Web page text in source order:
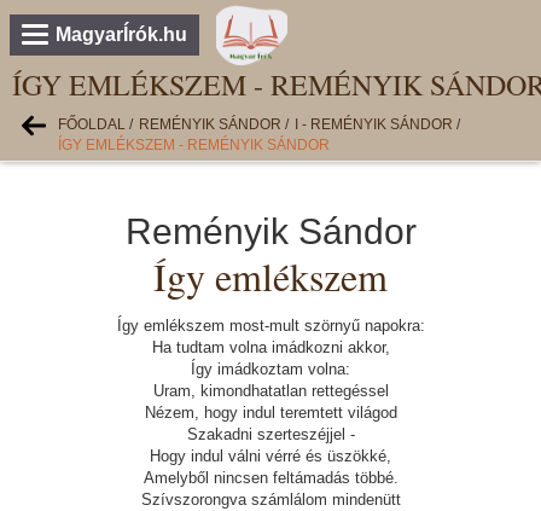
MagyarÍrók.hu
ÍGY EMLÉKSZEM - REMÉNYIK
FŐOLDAL / REMÉNYIK SÁNDOR / I - REMÉNYIK SÁNDOR /
ÍGY EMLÉKSZEM - REMÉNYIK SÁNDOR
Reményik Sándor
Így emlékszem
Így emlékszem most-mult szörnyű napokra:
Ha tudtam volna imádkozni akkor,
Így imádkoztam volna:
Uram, kimondhatatlan rettegéssel
Nézem, hogy indul teremtett világod
Szakadni szerteszéjjel -
Hogy indul válni vérré és üszökké,
Amelyből nincsen feltámadás többé.
Szívszorongva számlálom mindenütt